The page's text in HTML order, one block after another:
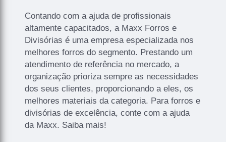
Contando com a ajuda de profissionais
altamente capacitados, a Maxx Forros e
Divisórias é uma empresa especializada nos
melhores forros do segmento. Prestando um
atendimento de referência no mercado, a
organização prioriza sempre as necessidades
dos seus clientes, proporcionando a eles, os
melhores materiais da categoria. Para forros e
divisórias de excelência, conte com a ajuda
da Maxx. Saiba mais!